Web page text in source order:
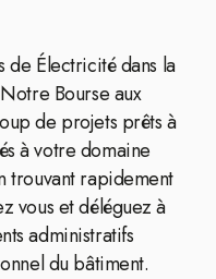
de Électricité dans la
Bourse aux
de projets prêts à
à votre domaine
trouvant rapidement
vous et déléguez à
administratifs
du bâtiment.